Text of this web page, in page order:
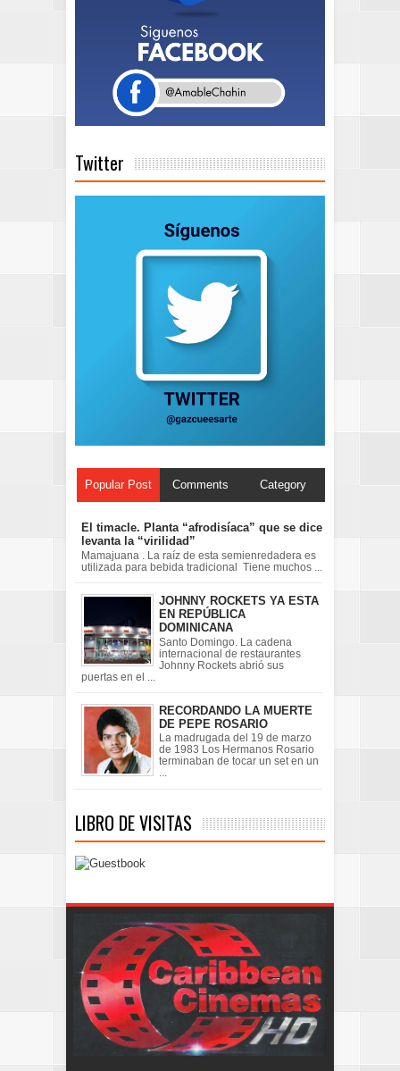
Twitter
Popular Post Comments Category
El timacle. Planta “afrodisíaca” que se dice
levanta la “virilidad”
Mamajuana . La raíz de esta semienredadera es
utilizada para bebida tradicional Tiene muchos ...
JOHNNY ROCKETS YA ESTA
EN REPÚBLICA
DOMINICANA
Santo Domingo. La cadena
internacional de restaurantes
Johnny Rockets abrió sus
puertas en el ...
RECORDANDO LA MUERTE
DE PEPE ROSARIO
La madrugada del 19 de marzo
de 1983 Los Hermanos Rosario
terminaban de tocar un set en un
LIBRO DE VISITAS